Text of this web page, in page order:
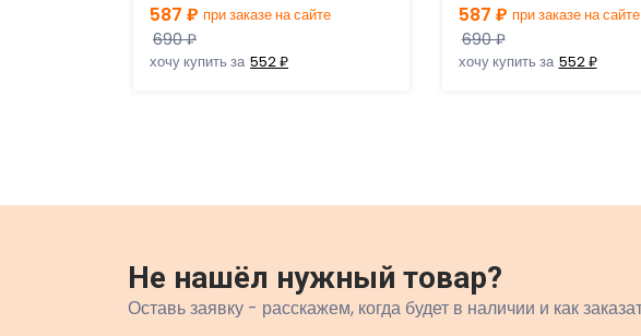
587 ₽ при заказе на сайте
690 ₽
хочу купить за 552 ₽
587 ₽ при заказе на сайте
690 ₽
хочу купить за 552 ₽
Не нашёл нужный товар?
Оставь заявку - расскажем, когда будет в наличии и как